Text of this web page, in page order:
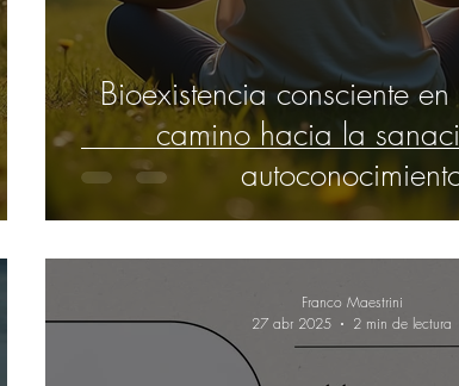
Bioexistencia consciente en
camino hacia la
Franco Maestrini
27 abr 2025
2 min de lectura